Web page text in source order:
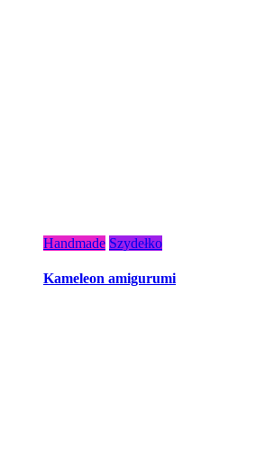
Handmade Szydełko
Kameleon amigurumi